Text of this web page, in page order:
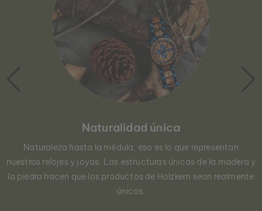
Naturalidad única
Naturaleza hasta la médula, eso es lo que representan
nuestros relojes y joyas. Las estructuras únicas de la madera y
la piedra hacen que los productos de Holzkern sean realmente
únicos.